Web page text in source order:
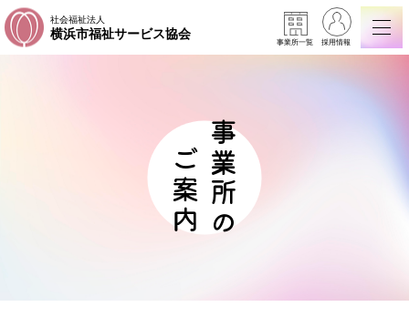
社会福祉法人
横浜市福祉サービス協会
事業所一覧 採用情報
事業所の
ご案内